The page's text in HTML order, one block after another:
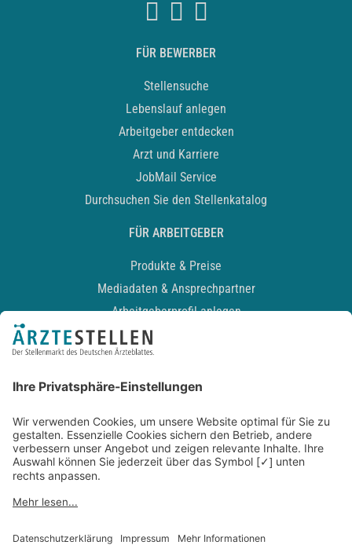
FÜR BEWERBER
Stellensuche
Lebenslauf anlegen
Arbeitgeber entdecken
Arzt und Karriere
JobMail Service
Durchsuchen Sie den Stellenkatalog
FÜR ARBEITGEBER
Produkte & Preise
Mediadaten & Ansprechpartner
Arbeitgeberprofil anlegen
Recruiting-Podcast
Kontakt
Datenschutz
Newsletter